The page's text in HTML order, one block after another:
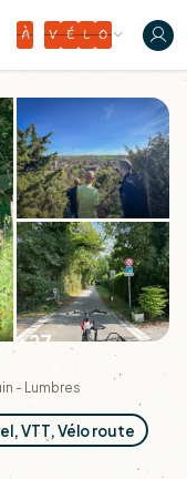
À V É L O
+27
- Lumbres
VTT, Vélo route